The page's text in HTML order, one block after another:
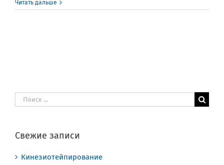
Читать дальше
Результат
поиска:
Свежие записи
Кинезиотейпирование